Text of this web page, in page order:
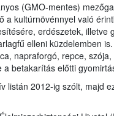
(GMO-mentes)
a kultúrnövénnyel való
erdészetek, illetve
elleni küzdelemben
napraforgó, repce,
betakarítás előtti
listán 2012-ig szólt, majd